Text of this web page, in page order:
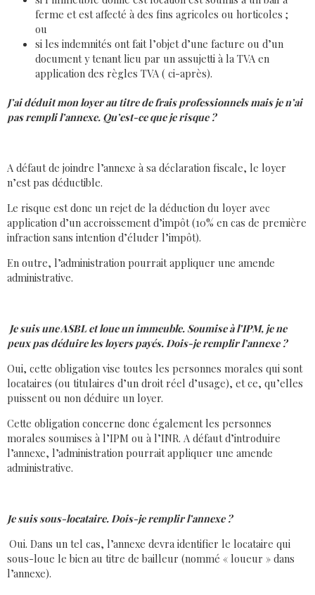
ferme et est affecté à des fins agricoles ou horticoles ;
ou
si les indemnités ont fait l’objet d’une facture ou d’un
document y tenant lieu par un assujetti à la TVA en
application des règles TVA ( ci-après).
J’ai déduit mon loyer au titre de frais professionnels mais je n’ai
pas rempli l’annexe. Qu’est-ce que je risque ?
A défaut de joindre l’annexe à sa déclaration fiscale, le loyer
n’est pas déductible.
Le risque est donc un rejet de la déduction du loyer avec
application d’un accroissement d’impôt (10% en cas de première
infraction sans intention d’éluder l’impôt).
En outre, l’administration pourrait appliquer une amende
administrative.
Je suis une ASBL et loue un immeuble. Soumise à l’IPM, je ne
peux pas déduire les loyers payés. Dois-je remplir l’annexe ?
Oui, cette obligation vise toutes les personnes morales qui sont
locataires (ou titulaires d’un droit réel d’usage), et ce, qu’elles
puissent ou non déduire un loyer.
Cette obligation concerne donc également les personnes
morales soumises à l’IPM ou à l’INR. A défaut d’introduire
l’annexe, l’administration pourrait appliquer une amende
administrative.
Je suis sous-locataire. Dois-je remplir l’annexe ?
Oui. Dans un tel cas, l’annexe devra identifier le locataire qui
sous-loue le bien au titre de bailleur (nommé « loueur » dans
l’annexe).